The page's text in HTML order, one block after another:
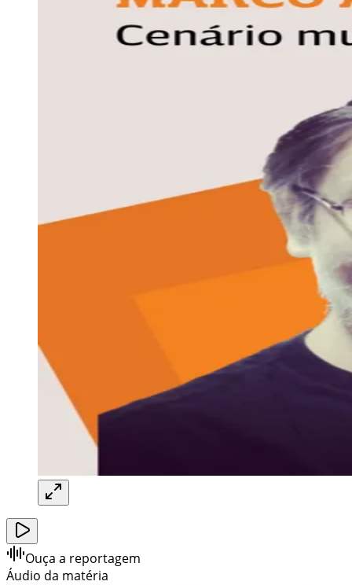
Ouça a reportagem
Áudio da matéria